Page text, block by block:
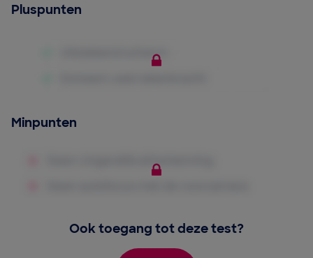
Pluspunten
Minpunten
Ook toegang tot deze test?